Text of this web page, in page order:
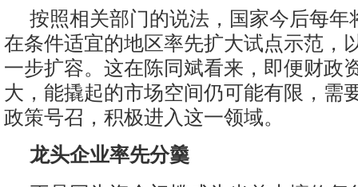
按照相关部门的说法，国家今后每年
在条件适宜的地区率先扩大试点示范，
一步扩容。这在陈同斌看来，即便财政
大，能撬起的市场空间仍可能有限，需
政策号召，积极进入这一领域。
龙头企业率先分羹